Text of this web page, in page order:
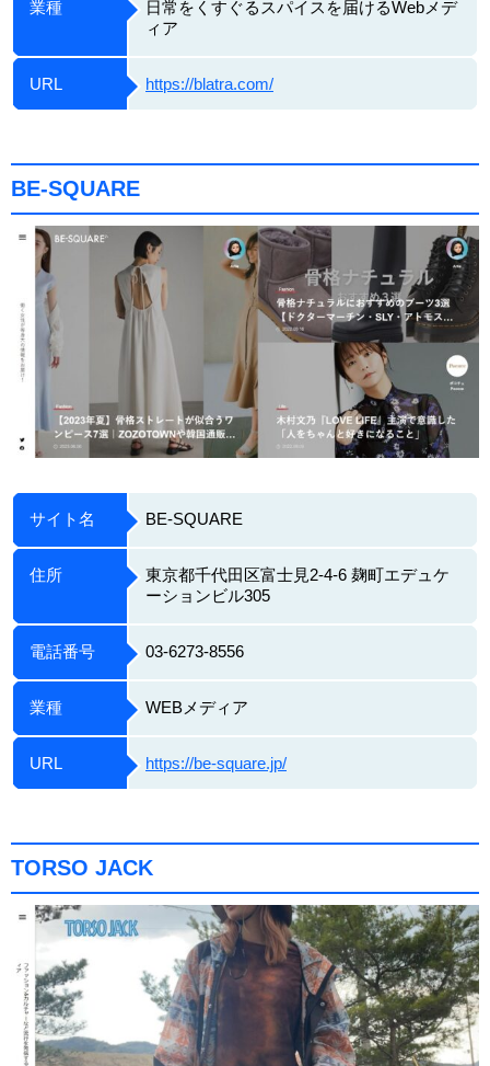
業種
日常をくすぐるスパイスを届けるWebメデ
ィア
URL https://blatra.com/
BE-SQUARE
サイト名 BE-SQUARE
住所
東京都千代田区富士見2-4-6 麹町エデュケ
ーションビル305
電話番号 03-6273-8556
業種 WEBメディア
URL https://be-square.jp/
TORSO JACK